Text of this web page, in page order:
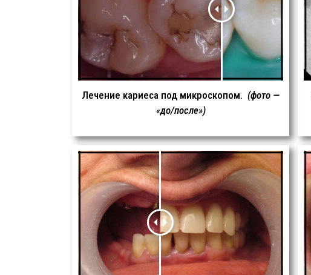
Лечение кариеса под микроскопом.(фото —
«до/после»)